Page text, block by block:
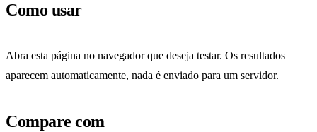
Como usar
Abra esta página no navegador que deseja testar. Os resultados
aparecem automaticamente, nada é enviado para um servidor.
Compare com